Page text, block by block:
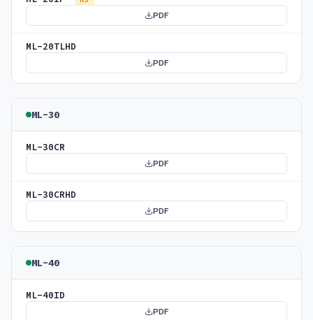
PDF
ML-20TLHD
PDF
ML-30
ML-30CR
PDF
ML-30CRHD
PDF
ML-40
ML-40ID
PDF